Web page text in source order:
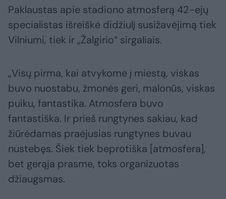
Paklaustas apie stadiono atmosferą 42-ejų
specialistas išreiškė didžiulį susižavėjimą tiek
Vilniumi, tiek ir „Žalgirio“ sirgaliais.
„Visų pirma, kai atvykome į miestą, viskas
buvo nuostabu, žmonės geri, malonūs, viskas
puiku, fantastika. Atmosfera buvo
fantastiška. Ir prieš rungtynes sakiau, kad
žiūrėdamas praėjusias rungtynes buvau
nustebęs. Šiek tiek beprotiška [atmosfera],
bet gerąja prasme, toks organizuotas
džiaugsmas.